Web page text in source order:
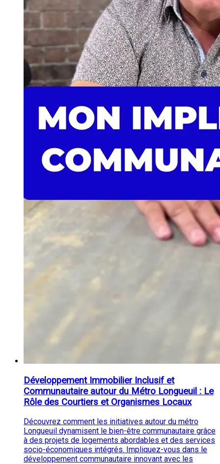
Développement Immobilier Inclusif et
Communautaire autour du Métro Longueuil : Le
Rôle des Courtiers et Organismes Locaux
Découvrez comment les initiatives autour du métro
Longueuil dynamisent le bien-être communautaire grâce
à des projets de logements abordables et des services
socio-économiques intégrés. Impliquez-vous dans le
développement communautaire innovant avec les